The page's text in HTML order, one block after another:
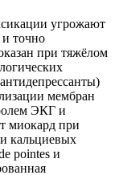
угрожают
точно
при тяжёлом
мембран
ЭКГ и
миокард при
кальциевых
pointes и